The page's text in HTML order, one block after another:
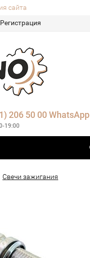
сайта
Регистрация
206 50 00 WhatsApp
19:00
Свечи зажигания